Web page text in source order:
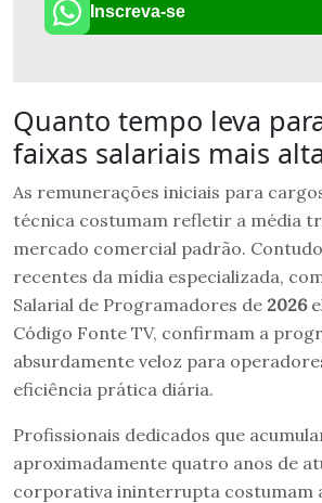
Inscreva-se
Quanto tempo leva
faixas salariais mais
As remunerações iniciais para
técnica costumam refletir a média
mercado comercial padrão.
recentes da mídia especializada,
Salarial de Programadores de 2026
Código Fonte TV, confirmam a
absurdamente veloz para
eficiência prática diária.
Profissionais dedicados que
aproximadamente quatro anos de
corporativa ininterrupta costumam